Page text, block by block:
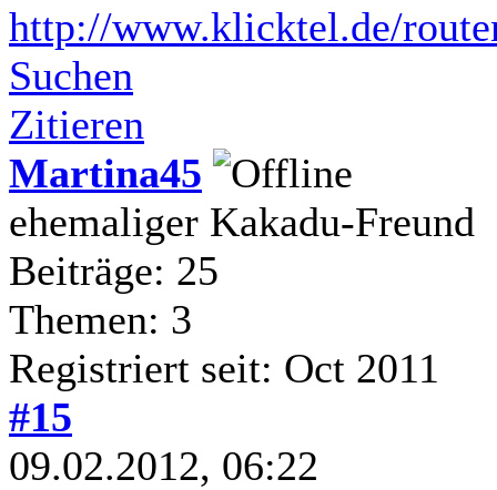
http://www.klicktel.de/
Suchen
Zitieren
Martina45
ehemaliger Kakadu-Freund
Beiträge: 25
Themen: 3
Registriert seit: Oct 2011
#15
09.02.2012, 06:22